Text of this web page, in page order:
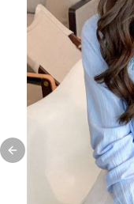
Previous slide